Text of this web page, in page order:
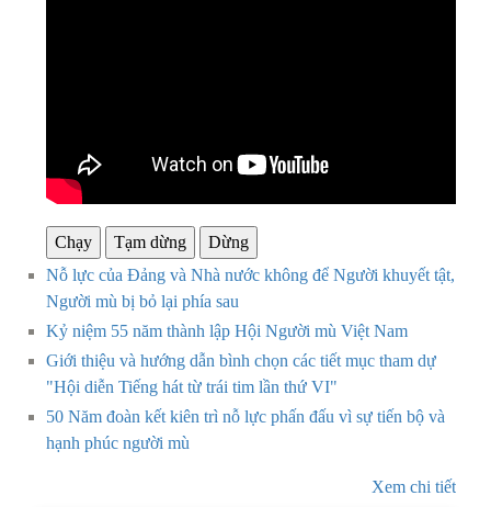
Chạy Tạm dừng
Dừng
Nỗ lực của Đảng và Nhà nước không để Người khuyết tật,
Người mù bị bỏ lại phía sau
Kỷ niệm 55 năm thành lập Hội Người mù Việt Nam
Giới thiệu và hướng dẫn bình chọn các tiết mục tham dự
"Hội diễn Tiếng hát từ trái tim lần thứ VI"
50 Năm đoàn kết kiên trì nỗ lực phấn đấu vì sự tiến bộ và
hạnh phúc người mù
Xem chi tiết